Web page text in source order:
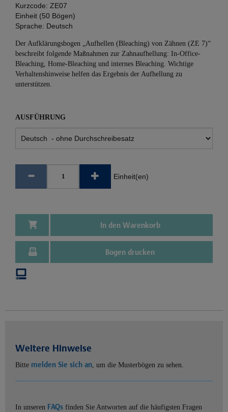
Kurzcode: ZE07
Einheit (50 Bögen)
Sprache: Deutsch
Der Aufklärungsbogen „Aufhellen (Bleaching) von Zähnen (ZE 7)“
beschreibt folgende Maßnahmen zur Zahnaufhellung: In-Office-
Bleaching, Home-Bleaching und internes Bleaching. Wichtige
Verhaltenshinweise helfen das Ergebnis der Aufhellung zu
unterstützen.
AUSFÜHRUNG
Einheit(en)
In den Warenkorb
Bogen drucken
Weitere Hinweise
Bitte melden Sie sich an, um die Musterbögen zu sehen.
In unseren FAQs finden Sie Antworten auf die häufigsten Fragen